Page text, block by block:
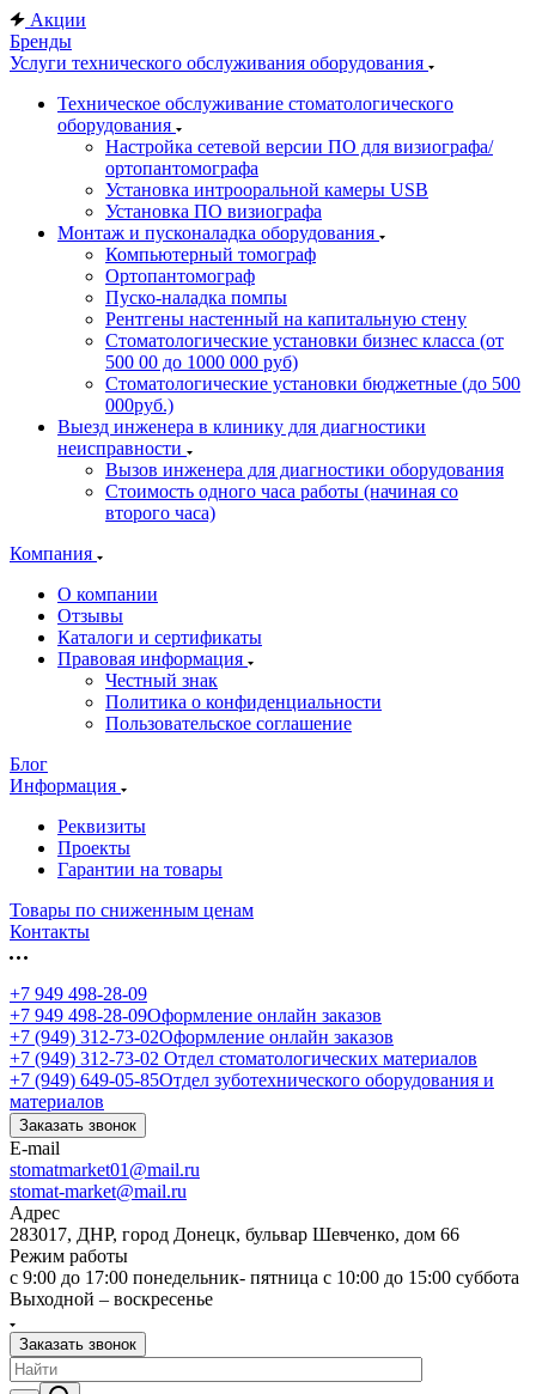
Акции
Бренды
Услуги технического обслуживания оборудования
Техническое обслуживание стоматологического
оборудования
Настройка сетевой версии ПО для визиографа/
ортопантомографа
Установка интрооральной камеры USB
Установка ПО визиографа
Монтаж и пусконаладка оборудования
Компьютерный томограф
Ортопантомограф
Пуско-наладка помпы
Рентгены настенный на капитальную стену
Стоматологические установки бизнес класса (от
500 00 до 1000 000 руб)
Стоматологические установки бюджетные (до 500
000руб.)
Выезд инженера в клинику для диагностики
неисправности
Вызов инженера для диагностики оборудования
Стоимость одного часа работы (начиная со
второго часа)
Компания
О компании
Отзывы
Каталоги и сертификаты
Правовая информация
Честный знак
Политика о конфиденциальности
Пользовательское соглашение
Блог
Информация
Реквизиты
Проекты
Гарантии на товары
Товары по сниженным ценам
Контакты
+7 949 498-28-09
+7 949 498-28-09Оформление онлайн заказов
+7 (949) 312-73-02Оформление онлайн заказов
+7 (949) 312-73-02 Отдел стоматологических материалов
+7 (949) 649-05-85Отдел зуботехнического оборудования и
материалов
Заказать звонок
E-mail
stomatmarket01@mail.ru
stomat-market@mail.ru
Адрес
283017, ДНР, город Донецк, бульвар Шевченко, дом 66
Режим работы
с 9:00 до 17:00 понедельник- пятница с 10:00 до 15:00 суббота
Выходной – воскресенье
Заказать звонок